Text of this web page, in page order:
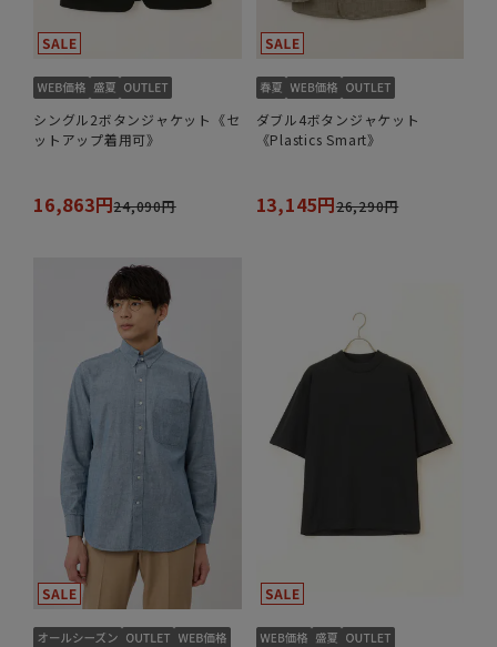
シングル2ボタンジャケット《セ
ットアップ着用可》
16,863円24,090円
ダブル4ボタンジャケット
《Plastics Smart》
13,145円26,290円